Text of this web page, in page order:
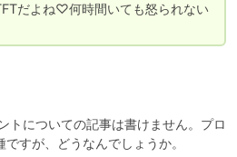
だよね♡何時間いても怒られない
トについての記事は書けません。プロ
すが、どうなんでしょうか。